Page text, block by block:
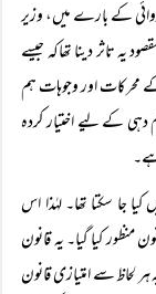
کے بارے میں، وزیر
یہ تاثر دینا تھاکہ جیسے
محرکات اور وجوہات ہم
کے لیے اختیار کردہ
جا سکتا تھا۔ لہٰذا اس
کیا گیا۔ یہ قانون
سے امتیازی قانون